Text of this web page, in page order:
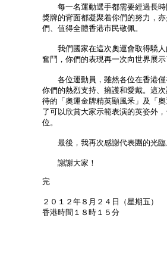
每一名運動選手都需要經過長時
獎牌的背面都凝聚着你們的努力，
們、值得全體香港市民敬佩。
我們國家在這次奧運會取得驕人
奮鬥，你們的表現再一次向世界展
各位運動員，雖然各位在香港僅
你們的熱烈支持、擁護和愛戴。這
待的「奧運金牌精英顯風釆」及「
了可以欣賞大家示範表演的英姿外
位。
最後，我再次感謝代表團的光臨
謝謝大家！
完
２０１２年８月２４日（星期五）
香港時間１８時１５分